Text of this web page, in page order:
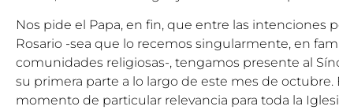
Nos pide el Papa, en fin, que entre las intenciones
Rosario -sea que lo recemos singularmente, en
comunidades religiosas-, tengamos presente al
su primera parte a lo largo de este mes de
momento de particular relevancia para toda la